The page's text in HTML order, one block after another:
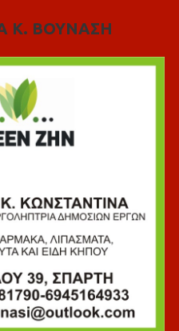
Κ. ΒΟΥΝΑΣΗ